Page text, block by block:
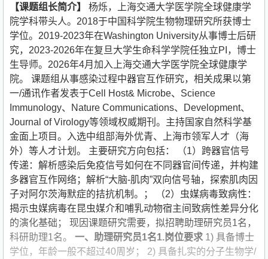
【课题组长简介】
杨烁，上海交通大学医学院全球健康学
院学科带头人。2018于中国科学院生物物理研究所获博士
学位。2019-2023年在Washington University从事博士后研
究，2023-2026年在复旦大学生命科学学院任独立PI，博士
生导师。2026年4月加入上海交通大学医学院全球健康学
院。 课题组从事感染过程中器官互作研究，相关成果以第
一/通讯作者发表于Cell Host& Microbe、Science
Immunology、Nature Communications、Development、
Journal of Virology等领域权威期刊。主持国家自然科学基
金面上项目。入选中组部海外优青、上海市领军人才（海
外）等人才计划。 主要研究方向包括： （1）跨器官信号
传递：解析感染后免疫信号如何在不同器官间传递，并构建
多器官互作网络；解析“大脑-肌肉”双向信号轴，探索肌肉因
子对阿尔茨海默症的拮抗机制。； （2）虫媒病毒致病性：
揭示虫媒病毒在昆虫媒介和哺乳动物宿主间致病性差异分化
的演化基础； 现因课题研究需要，拟招聘助理研究员1名，
科研助理1名。 一、助理研究员1名1.岗位要求 1) 具备博士
学位，年龄一般不超过40周岁； 2) 具备扎实的分子生物学/